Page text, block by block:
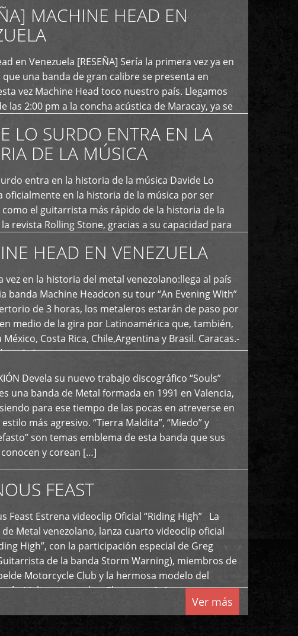
MACHINE HEAD EN
en Venezuela [RESEÑA] Sería la primera vez ya en
una banda de gran calibre se presenta en
vez Machine Head toco nuestro país. Llegamos
las 2:00 pm a la concha acústica de Maracay, ya se
LO SURDO ENTRA EN LA
DE LA MÚSICA
entra en la historia de la música Davide Lo
oficialmente en la historia de la música por ser
el guitarrista más rápido de la historia de la
revista Rolling Stone, gracias a su capacidad para
HEAD EN VENEZUELA
vez en la historia del metal venezolano:llega al país
banda Machine Headcon su tour “An Evening With”
de 3 horas, los metaleros estarán de paso por
medio de la gira por Latinoamérica que, también,
México, Costa Rica, Chile,Argentina y Brasil. Caracas.-
[…]
Devela su nuevo trabajo discográfico “Souls”
una banda de Metal formada en 1991 en Valencia,
para ese tiempo de las pocas en atreverse en
más agresivo. “Tierra Maldita”, “Miedo” y
son temas emblema de esta banda que sus
y corean […]
FEAST
Feast Estrena videoclip Oficial “Riding High” La
Metal venezolano, lanza cuarto videoclip oficial
High”, con la participación especial de Greg
de la banda Storm Warning), miembros de
Motorcycle Club y la hermosa modelo del
Melissa Acevedo. El potente […]
Ver más